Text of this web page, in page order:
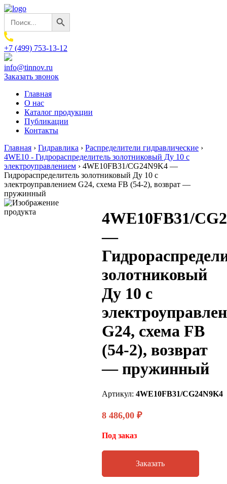
Search
for:
Search Button
+7 (499) 753-13-12
info@tinnov.ru
Заказать звонок
Главная
О нас
Каталог продукции
Публикации
Контакты
Главная › Гидравлика › Распределители гидравлические ›
4WE10 - Гидрораспределитель золотниковый Ду 10 с
электроуправлением › 4WE10FB31/CG24N9K4 —
Гидрораспределитель золотниковый Ду 10 с
электроуправлением G24, схема FB (54-2), возврат —
пружинный
4WE10FB31/
—
золотниковый
Ду 10 с
G24, схема FB
(54-2), возврат
— пружинный
Артикул: 4WE10FB31/CG24N9K4
8 486,00 ₽
Под заказ
Заказать